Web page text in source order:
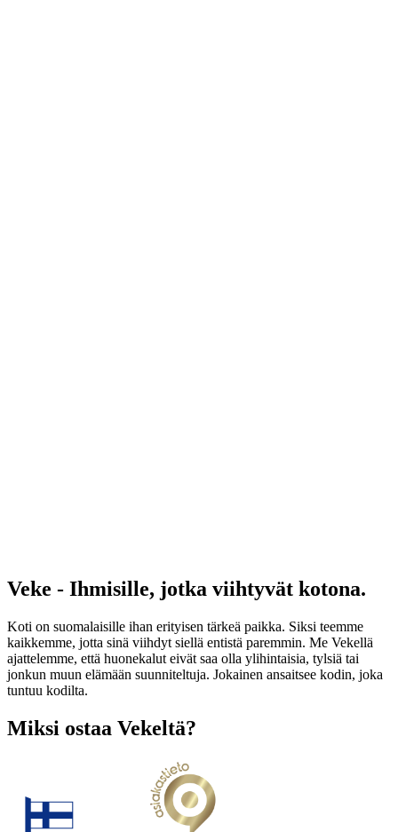
Veke - Ihmisille, jotka viihtyvät kotona.
Koti on suomalaisille ihan erityisen tärkeä paikka. Siksi teemme
kaikkemme, jotta sinä viihdyt siellä entistä paremmin. Me Vekellä
ajattelemme, että huonekalut eivät saa olla ylihintaisia, tylsiä tai
jonkun muun elämään suunniteltuja. Jokainen ansaitsee kodin, joka
tuntuu kodilta.
Miksi ostaa Vekeltä?